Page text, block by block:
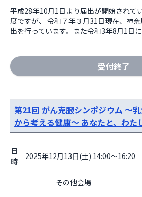
平成28年10月1日より届出が開始されて
度ですが、 令和７年３月31日現在、神
出を行っています。また令和3年8月1日
受付終了
第21回 がん克服シンポジウム ～
から考える健康～ あなたと、わた
日
時
2025年12月13日(土) 14:00～16:20